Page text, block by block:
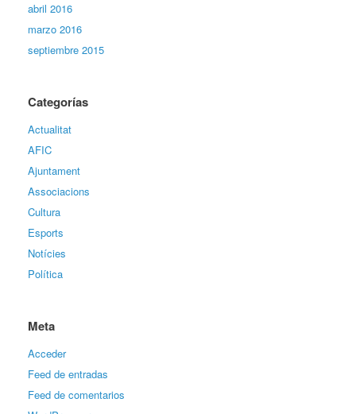
abril 2016
marzo 2016
septiembre 2015
Categorías
Actualitat
AFIC
Ajuntament
Associacions
Cultura
Esports
Notícies
Política
Meta
Acceder
Feed de entradas
Feed de comentarios